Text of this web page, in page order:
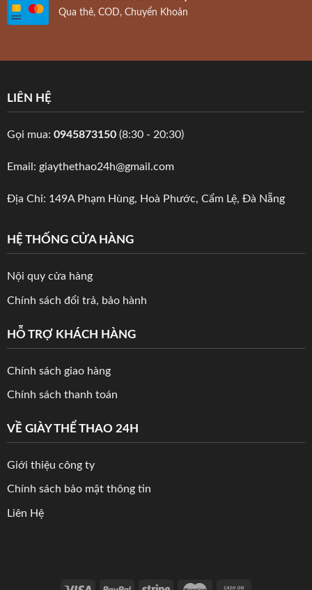
Qua thẻ, COD, Chuyển Khoản
LIÊN HỆ
Gọi mua: 0945873150(8:30 - 20:30)
Email: giaythethao24h@gmail.com
Địa Chỉ: 149A Phạm Hùng, Hoà Phước, Cẩm Lệ, Đà Nẵng
HỆ THỐNG CỬA HÀNG
Nội quy cửa hàng
Chính sách đổi trả, bảo hành
HỖ TRỢ KHÁCH HÀNG
Chính sách giao hàng
Chính sách thanh toán
VỀ GIÀY THỂ THAO 24H
Giới thiệu công ty
Chính sách bảo mật thông tin
Liên Hệ